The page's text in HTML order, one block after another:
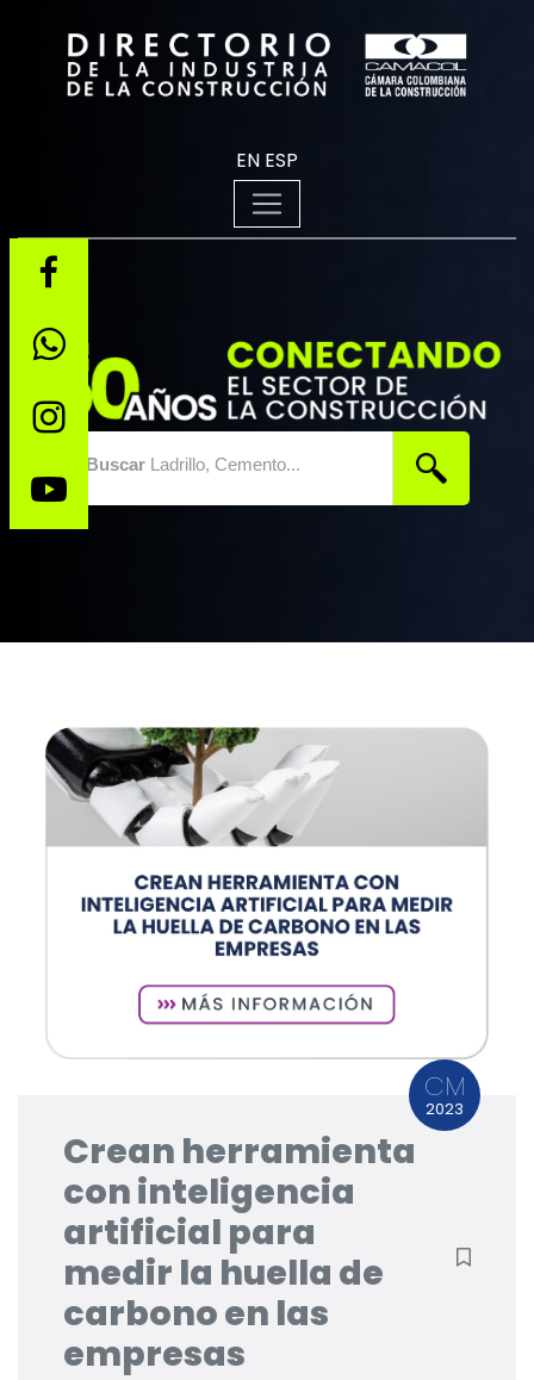
EN ESP
BuscarLadrillo, Cemento...
CM
2023
Crean herramienta
con inteligencia
artificial para
medir la huella de
carbono en las
empresas